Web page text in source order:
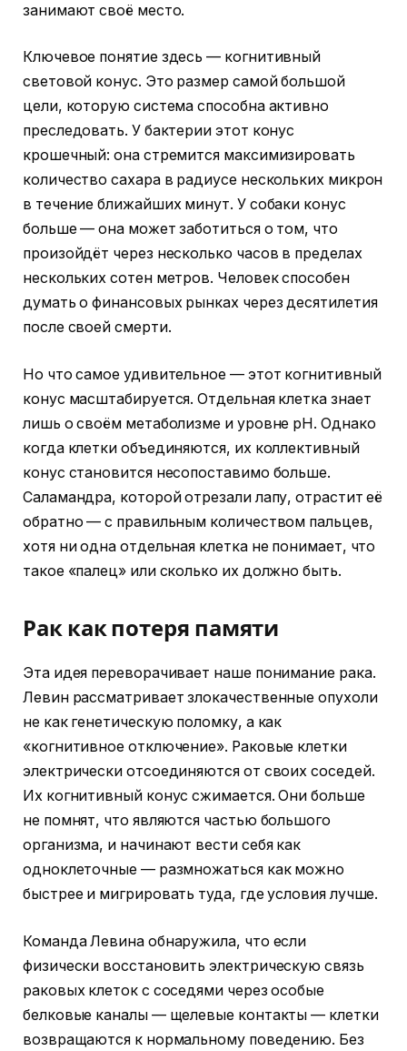
занимают своё место.
Ключевое понятие здесь — когнитивный
световой конус. Это размер самой большой
цели, которую система способна активно
преследовать. У бактерии этот конус
крошечный: она стремится максимизировать
количество сахара в радиусе нескольких микрон
в течение ближайших минут. У собаки конус
больше — она может заботиться о том, что
произойдёт через несколько часов в пределах
нескольких сотен метров. Человек способен
думать о финансовых рынках через десятилетия
после своей смерти.
Но что самое удивительное — этот когнитивный
конус масштабируется. Отдельная клетка знает
лишь о своём метаболизме и уровне pH. Однако
когда клетки объединяются, их коллективный
конус становится несопоставимо больше.
Саламандра, которой отрезали лапу, отрастит её
обратно — с правильным количеством пальцев,
хотя ни одна отдельная клетка не понимает, что
такое «палец» или сколько их должно быть.
Рак как потеря памяти
Эта идея переворачивает наше понимание рака.
Левин рассматривает злокачественные опухоли
не как генетическую поломку, а как
«когнитивное отключение». Раковые клетки
электрически отсоединяются от своих соседей.
Их когнитивный конус сжимается. Они больше
не помнят, что являются частью большого
организма, и начинают вести себя как
одноклеточные — размножаться как можно
быстрее и мигрировать туда, где условия лучше.
Команда Левина обнаружила, что если
физически восстановить электрическую связь
раковых клеток с соседями через особые
белковые каналы — щелевые контакты — клетки
возвращаются к нормальному поведению. Без